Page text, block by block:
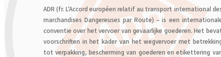
ADR (fr. L'Accord européen relatif au transport international
marchandises Dangereuses par Route) – is een
conventie over het vervoer van gevaarlijke goederen. Het
voorschriften in het kader van het wegvervoer met
tot verpakking, bescherming van goederen en etikettering